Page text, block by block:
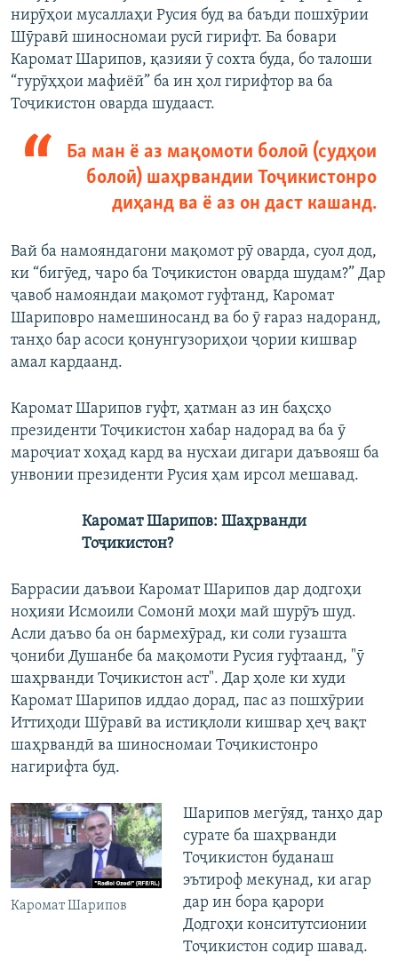
нирӯҳои мусаллаҳи Русия буд ва баъди пошхӯрии
Шӯравӣ шиносномаи русӣ гирифт. Ба бовари
Каромат Шарипов, қазияи ӯ сохта буда, бо талоши
“гурӯҳҳои мафиёӣ” ба ин ҳол гирифтор ва ба
Тоҷикистон оварда шудааст.
Ба ман ё аз мақомоти болоӣ (судҳои
болоӣ) шаҳрвандии Тоҷикистонро
диҳанд ва ё аз он даст кашанд.
Вай ба намояндагони мақомот рӯ оварда, суол дод,
ки “бигӯед, чаро ба Тоҷикистон оварда шудам?” Дар
ҷавоб намояндаи мақомот гуфтанд, Каромат
Шариповро намешиносанд ва бо ӯ ғараз надоранд,
танҳо бар асоси қонунгузориҳои ҷории кишвар
амал кардаанд.
Каромат Шарипов гуфт, ҳатман аз ин баҳсҳо
президенти Тоҷикистон хабар надорад ва ба ӯ
мароҷиат хоҳад кард ва нусхаи дигари даъвояш ба
унвонии президенти Русия ҳам ирсол мешавад.
Каромат Шарипов: Шаҳрванди
Тоҷикистон?
Баррасии даъвои Каромат Шарипов дар додгоҳи
ноҳияи Исмоили Сомонӣ моҳи май шурӯъ шуд.
Асли даъво ба он бармехӯрад, ки соли гузашта
ҷониби Душанбе ба мақомоти Русия гуфтаанд, "ӯ
шаҳрванди Тоҷикистон аст". Дар ҳоле ки худи
Каромат Шарипов иддао дорад, пас аз пошхӯрии
Иттиҳоди Шӯравӣ ва истиқлоли кишвар ҳеҷ вақт
шаҳрвандӣ ва шиносномаи Тоҷикистонро
нагирифта буд.
Каромат Шарипов
Шарипов мегӯяд, танҳо дар
сурате ба шаҳрванди
Тоҷикистон буданаш
эътироф мекунад, ки агар
дар ин бора қарори
Додгоҳи конситутсионии
Тоҷикистон содир шавад.